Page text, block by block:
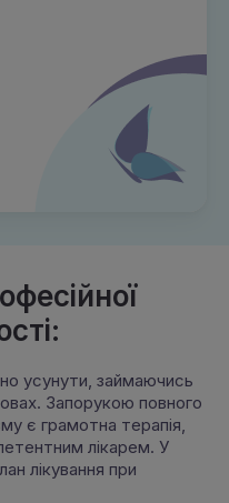
усунути, займаючись
Запорукою повного
є грамотна терапія,
лікарем. У
лікування при